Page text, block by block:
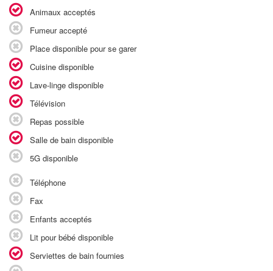
Animaux acceptés
Fumeur accepté
Place disponible pour se garer
Cuisine disponible
Lave-linge disponible
Télévision
Repas possible
Salle de bain disponible
5G disponible
Téléphone
Fax
Enfants acceptés
Lit pour bébé disponible
Serviettes de bain fournies